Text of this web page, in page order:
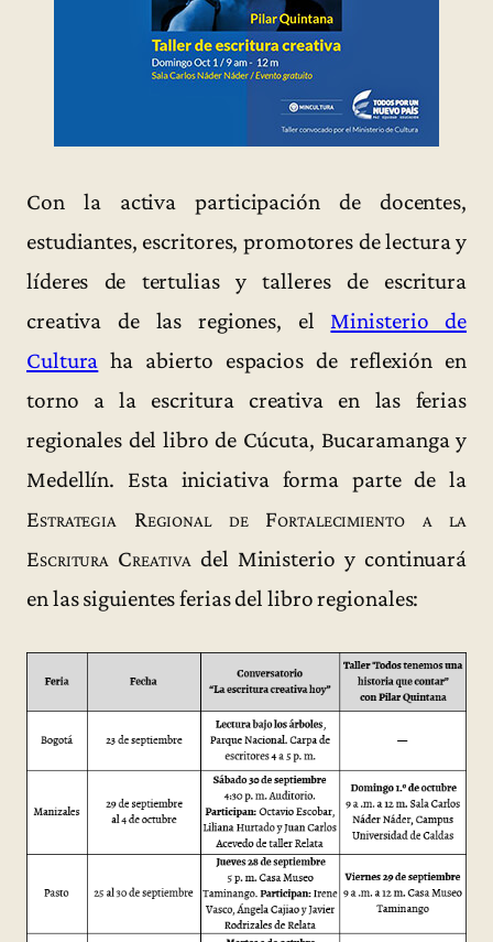
Con la activa participación de docentes,
estudiantes, escritores, promotores de lectura y
líderes de tertulias y talleres de escritura
creativa de las regiones, el Ministerio de
Cultura ha abierto espacios de reflexión en
torno a la escritura creativa en las ferias
regionales del libro de Cúcuta, Bucaramanga y
Medellín. Esta iniciativa forma parte de la
Estrategia Regional de Fortalecimiento a la
Escritura Creativa del Ministerio y continuará
en las siguientes ferias del libro regionales: